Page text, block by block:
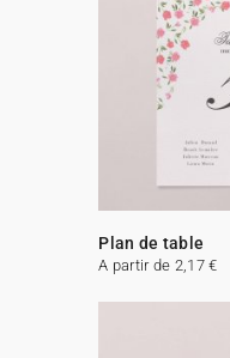
Plan de table
A partir de 2,17 €